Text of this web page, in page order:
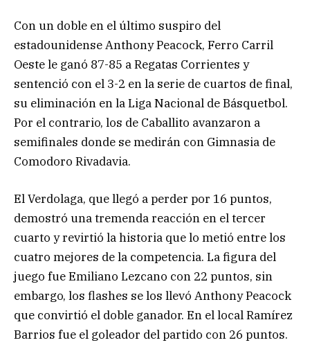
Con un doble en el último suspiro del
estadounidense Anthony Peacock, Ferro Carril
Oeste le ganó 87-85 a Regatas Corrientes y
sentenció con el 3-2 en la serie de cuartos de final,
su eliminación en la Liga Nacional de Básquetbol.
Por el contrario, los de Caballito avanzaron a
semifinales donde se medirán con Gimnasia de
Comodoro Rivadavia.
El Verdolaga, que llegó a perder por 16 puntos,
demostró una tremenda reacción en el tercer
cuarto y revirtió la historia que lo metió entre los
cuatro mejores de la competencia. La figura del
juego fue Emiliano Lezcano con 22 puntos, sin
embargo, los flashes se los llevó Anthony Peacock
que convirtió el doble ganador. En el local Ramírez
Barrios fue el goleador del partido con 26 puntos.